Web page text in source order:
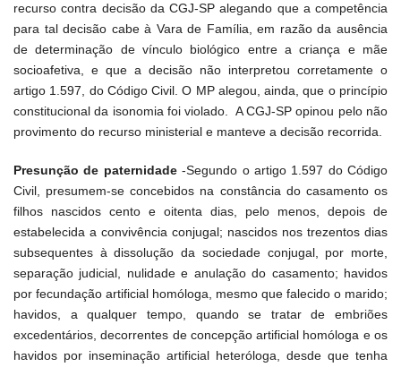
recurso contra decisão da CGJ-SP alegando que a competência
para tal decisão cabe à Vara de Família, em razão da ausência
de determinação de vínculo biológico entre a criança e mãe
socioafetiva, e que a decisão não interpretou corretamente o
artigo 1.597, do Código Civil. O MP alegou, ainda, que o princípio
constitucional da isonomia foi violado. A CGJ-SP opinou pelo não
provimento do recurso ministerial e manteve a decisão recorrida.
Presunção de paternidade-Segundo o artigo 1.597 do Código
Civil, presumem-se concebidos na constância do casamento os
filhos nascidos cento e oitenta dias, pelo menos, depois de
estabelecida a convivência conjugal; nascidos nos trezentos dias
subsequentes à dissolução da sociedade conjugal, por morte,
separação judicial, nulidade e anulação do casamento; havidos
por fecundação artificial homóloga, mesmo que falecido o marido;
havidos, a qualquer tempo, quando se tratar de embriões
excedentários, decorrentes de concepção artificial homóloga e os
havidos por inseminação artificial heteróloga, desde que tenha